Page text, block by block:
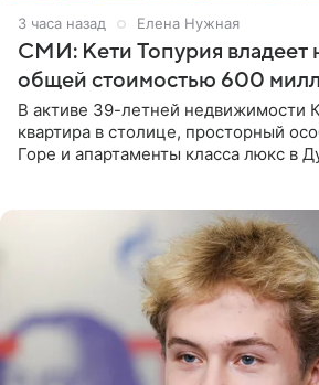
3 часа назад Елена Нужная
СМИ: Кети Топурия владеет
общей стоимостью 600
В активе 39-летней недвижимости
квартира в столице, просторный
Горе и апартаменты класса люкс в